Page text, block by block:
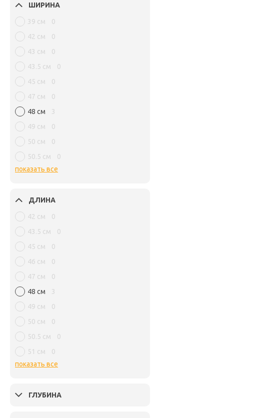
ШИРИНА
39 см
0
42 см
0
43 см
0
43.5 см
0
45 см
0
47 см
0
48 см
3
49 см
0
50 см
0
50.5 см
0
показать все
ДЛИНА
42 см
0
43.5 см
0
45 см
0
46 см
0
47 см
0
48 см
3
49 см
0
50 см
0
50.5 см
0
51 см
0
показать все
ГЛУБИНА